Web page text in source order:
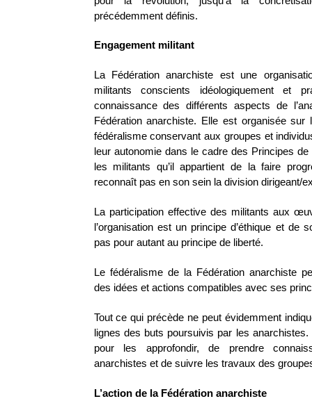
précédemment définis.
Engagement militant
La Fédération anarchiste est une
militants conscients idéologiquement et
connaissance des différents aspects de
Fédération anarchiste. Elle est organisée sur
fédéralisme conservant aux groupes et
leur autonomie dans le cadre des Principes de
les militants qu’il appartient de la faire
reconnaît pas en son sein la division dirigeant/
La participation effective des militants aux
l’organisation est un principe d’éthique et de
pas pour autant au principe de liberté.
Le fédéralisme de la Fédération anarchiste
des idées et actions compatibles avec ses
Tout ce qui précède ne peut évidemment
lignes des buts poursuivis par les
pour les approfondir, de prendre
anarchistes et de suivre les travaux des
L’action de la Fédération anarchiste